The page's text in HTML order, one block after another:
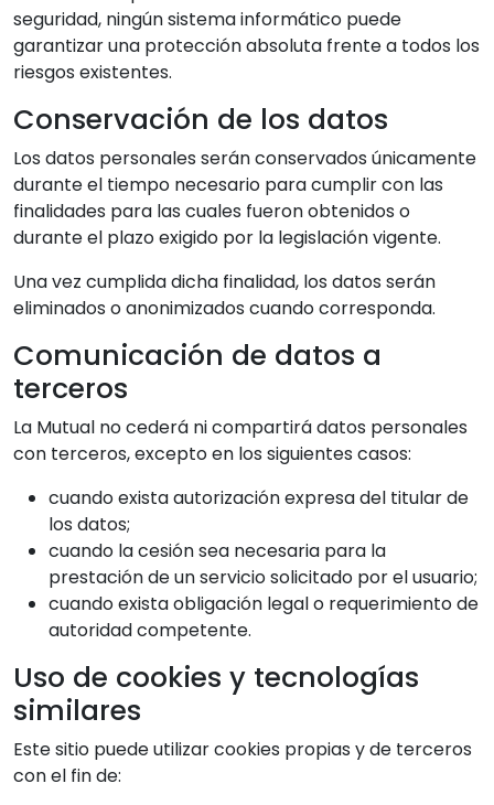
seguridad, ningún sistema informático puede
garantizar una protección absoluta frente a todos los
riesgos existentes.
Conservación de los datos
Los datos personales serán conservados únicamente
durante el tiempo necesario para cumplir con las
finalidades para las cuales fueron obtenidos o
durante el plazo exigido por la legislación vigente.
Una vez cumplida dicha finalidad, los datos serán
eliminados o anonimizados cuando corresponda.
Comunicación de datos a
terceros
La Mutual no cederá ni compartirá datos personales
con terceros, excepto en los siguientes casos:
cuando exista autorización expresa del titular de
los datos;
cuando la cesión sea necesaria para la
prestación de un servicio solicitado por el usuario;
cuando exista obligación legal o requerimiento de
autoridad competente.
Uso de cookies y tecnologías
similares
Este sitio puede utilizar cookies propias y de terceros
con el fin de: